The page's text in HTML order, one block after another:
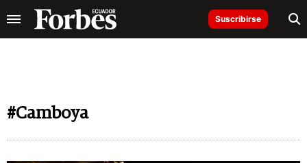
Suscribirse
#Camboya